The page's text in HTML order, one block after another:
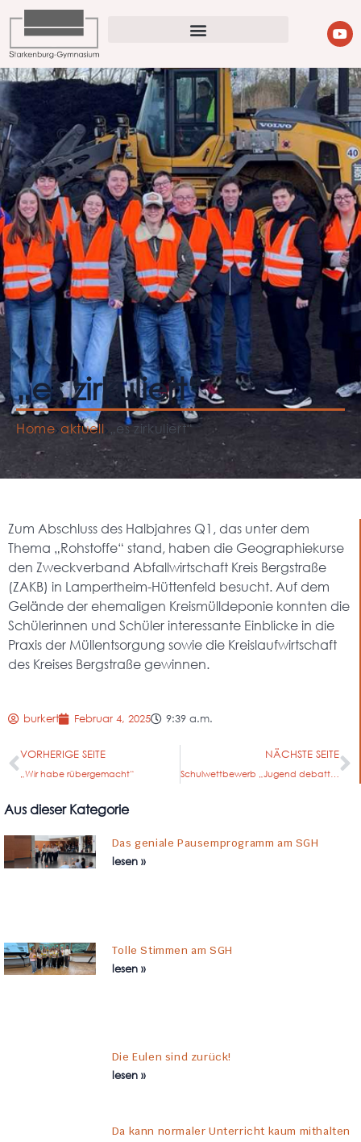
„es zirkuliert“
Home aktuell „es zirkuliert“
Zum Abschluss des Halbjahres Q1, das unter dem
Thema „Rohstoffe“ stand, haben die Geographiekurse
den Zweckverband Abfallwirtschaft Kreis Bergstraße
(ZAKB) in Lampertheim-Hüttenfeld besucht. Auf dem
Gelände der ehemaligen Kreismülldeponie konnten die
Schülerinnen und Schüler interessante Einblicke in die
Praxis der Müllentsorgung sowie die Kreislaufwirtschaft
des Kreises Bergstraße gewinnen.
burkert Februar 4, 2025 9:39 a.m.
VORHERIGE SEITE
„Wir habe rübergemacht“
NÄCHSTE SEITE
Schulwettbewerb „Jugend debattiert“ am SGH
Aus dieser Kategorie
Das geniale Pausemprogramm am SGH
lesen »
Tolle Stimmen am SGH
lesen »
Die Eulen sind zurück!
lesen »
Da kann normaler Unterricht kaum mithalten